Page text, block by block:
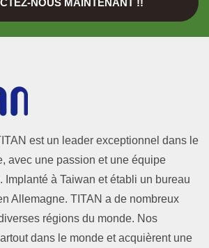
est un leader exceptionnel dans le
avec une passion et une équipe
Implanté à Taiwan et établi un bureau
Allemagne. TITAN a de nombreux
régions du monde. Nos
dans le monde et acquièrent une